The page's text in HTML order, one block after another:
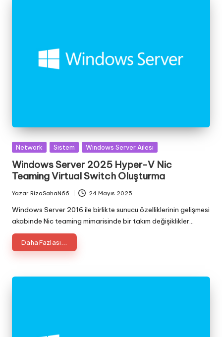
Posted
Network Sistem Windows Server Ailesi
Windows Server 2025 Hyper-V Nic
Teaming Virtual Switch Oluşturma
Posted
by
Yazar RizaSahaN66 24 Mayıs 2025
Windows Server 2016 ile birlikte sunucu özelliklerinin gelişmesi
akabinde Nic teaming mimarisinde bir takım değişiklikler…
Daha Fazlası...